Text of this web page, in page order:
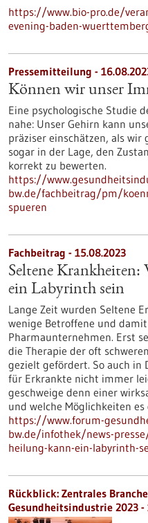
https://www.bio-pro.de/
evening-baden-
Pressemitteilung -
Können wir unser
Eine psychologische Studie
nahe: Unser Gehirn kann
präziser einschätzen, als
sogar in der Lage, den
korrekt zu bewerten.
https://
bw.de/fachbeitrag/pm/
spueren
Fachbeitrag - 15.08.2023
Seltene Krankheiten:
ein Labyrinth sein
Lange Zeit wurden Seltene
wenige Betroffene und
Pharmaunternehmen. Erst
die Therapie der oft
gezielt gefördert. So auch in
für Erkrankte nicht immer
geschweige denn einer
und welche Möglichkeiten
https://www.forum-
bw.de/infothek/news-
heilung-kann-ein-labyrinth-
Rückblick: Zentrales
Gesundheitsindustrie 2023 -